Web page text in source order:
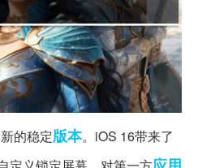
的稳定版本。iOS 16带来了